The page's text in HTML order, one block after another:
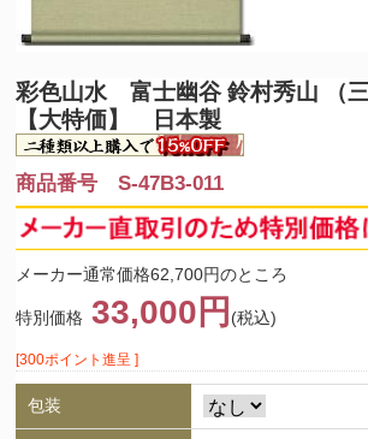
彩色山水 富士幽谷 鈴村秀山 （
【大特価】 日本製
商品番号 S-47B3-011
メーカー通常価格62,700円のところ
特別価格 33,000円 (税込)
[300ポイント進呈 ]
包装